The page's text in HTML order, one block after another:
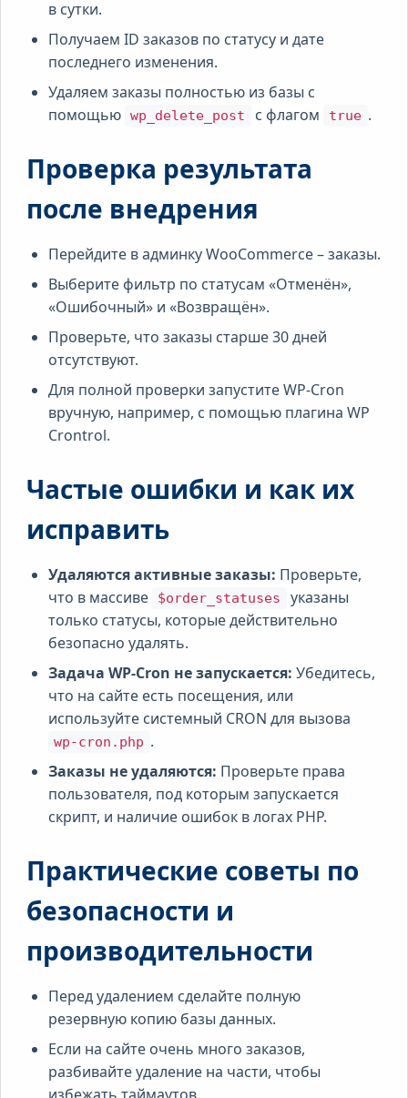
в сутки.
Получаем ID заказов по статусу и дате
последнего изменения.
Удаляем заказы полностью из базы с
помощью wp_delete_post с флагом true .
Проверка результата
после внедрения
Перейдите в админку WooCommerce – заказы.
Выберите фильтр по статусам «Отменён»,
«Ошибочный» и «Возвращён».
Проверьте, что заказы старше 30 дней
отсутствуют.
Для полной проверки запустите WP-Cron
вручную, например, с помощью плагина WP
Crontrol.
Частые ошибки и как их
исправить
Удаляются активные заказы: Проверьте,
что в массиве
$order_statuses
указаны
только статусы, которые действительно
безопасно удалять.
Задача WP-Cron не запускается: Убедитесь,
что на сайте есть посещения, или
используйте системный CRON для вызова
wp-cron.php .
Заказы не удаляются: Проверьте права
пользователя, под которым запускается
скрипт, и наличие ошибок в логах PHP.
Практические советы по
безопасности и
производительности
Перед удалением сделайте полную
резервную копию базы данных.
Если на сайте очень много заказов,
разбивайте удаление на части, чтобы